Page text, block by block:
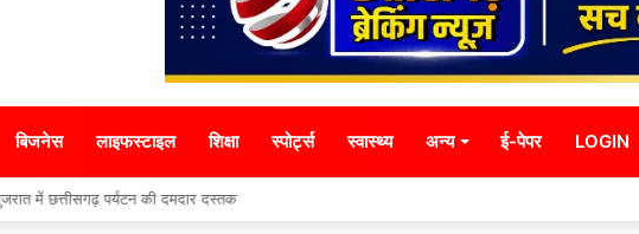
बिजनेस लाइफस्टाइल शिक्षा स्पोर्ट्स स्वास्थ्य अन्य ई-पेपर LOGIN
गुजरात में छत्तीसगढ़ पर्यटन की दमदार दस्तक